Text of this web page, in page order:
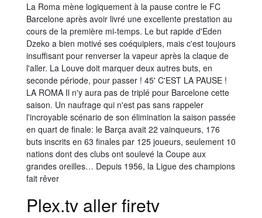
La Roma mène logiquement à la pause contre le FC
Barcelone après avoir livré une excellente prestation au
cours de la première mi-temps. Le but rapide d'Eden
Dzeko a bien motivé ses coéquipiers, mais c'est toujours
insuffisant pour renverser la vapeur après la claque de
l'aller. La Louve doit marquer deux autres buts, en
seconde période, pour passer ! 45' C'EST LA PAUSE !
LA ROMA Il n'y aura pas de triplé pour Barcelone cette
saison. Un naufrage qui n'est pas sans rappeler
l'incroyable scénario de son élimination la saison passée
en quart de finale: le Barça avait 22 vainqueurs, 176
buts inscrits en 63 finales par 125 joueurs, seulement 10
nations dont des clubs ont soulevé la Coupe aux
grandes oreilles… Depuis 1956, la Ligue des champions
fait rêver
Plex.tv aller firetv